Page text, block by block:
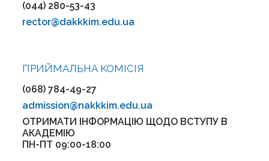
(044) 280-53-43
rector@dakkkim.edu.ua
ПРИЙМАЛЬНА KOMІСІЯ
(068) 784-49-27
admission@nakkkim.edu.ua
ОТРИМАТИ ІНФОРМАЦІЮ ЩОДО ВСТУПУ В
АКАДЕМІЮ
ПН-ПТ 09:00-18:00